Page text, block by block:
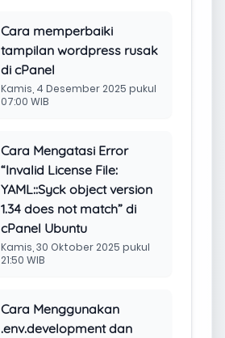
Cara memperbaiki
tampilan wordpress rusak
di cPanel
Kamis, 4 Desember 2025 pukul
07:00 WIB
Cara Mengatasi Error
“Invalid License File:
YAML::Syck object version
1.34 does not match” di
cPanel Ubuntu
Kamis, 30 Oktober 2025 pukul
21:50 WIB
Cara Menggunakan
.env.development dan